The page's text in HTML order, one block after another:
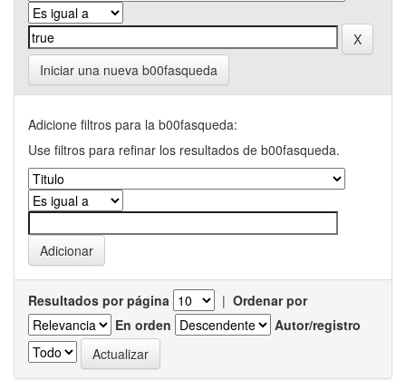
Iniciar una nueva b00fasqueda
Adicione filtros para la b00fasqueda:
Use filtros para refinar los resultados de b00fasqueda.
Resultados por página | Ordenar por
En orden
Autor/registro